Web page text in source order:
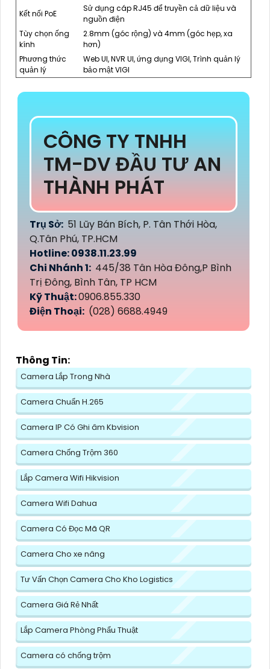
Kết nối PoE
Sử dụng cáp RJ45 để truyền cả dữ liệu và
nguồn điện
Tùy chọn ống
kính
2.8mm (góc rộng) và 4mm (góc hẹp, xa
hơn)
Phương thức
quản lý
Web UI, NVR UI, ứng dụng VIGI, Trình quản lý
bảo mật VIGI
CÔNG TY TNHH
TM-DV ĐẦU TƯ AN
THÀNH PHÁT
Trụ Sở: 51 Lũy Bán Bích, P. Tân Thới Hòa,
Q.Tân Phú, TP.HCM
Hotline: 0938.11.23.99
Chi Nhánh 1: 445/38 Tân Hòa Đông,P Bình
Trị Đông, Bình Tân, TP HCM
Kỹ Thuật:0906.855.330
Điện Thoại: (028) 6688.4949
Thông Tin:
Camera Lắp Trong Nhà
Camera Chuẩn H.265
Camera IP Có Ghi âm Kbvision
Camera Chống Trộm 360
Lắp Camera Wifi Hikvision
Camera Wifi Dahua
Camera Có Đọc Mã QR
Camera Cho xe nâng
Tư Vấn Chọn Camera Cho Kho Logistics
Camera Giá Rẻ Nhất
Lắp Camera Phòng Phẩu Thuật
Camera có chống trộm